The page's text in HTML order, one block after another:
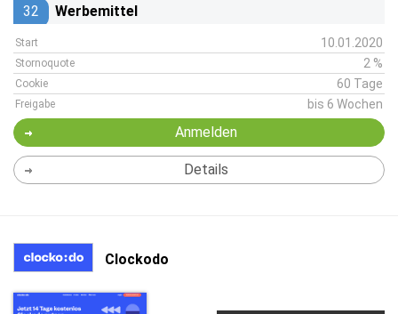
32 Werbemittel
Start 10.01.2020
Stornoquote 2 %
Cookie 60 Tage
Freigabe bis 6 Wochen
Anmelden
Details
Clockodo